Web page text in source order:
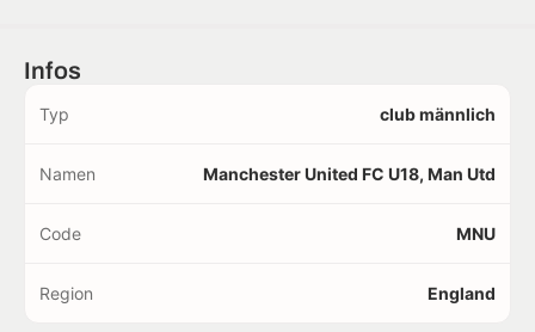
Infos
Typ club männlich
Namen Manchester United FC U18, Man Utd
Code MNU
Region England